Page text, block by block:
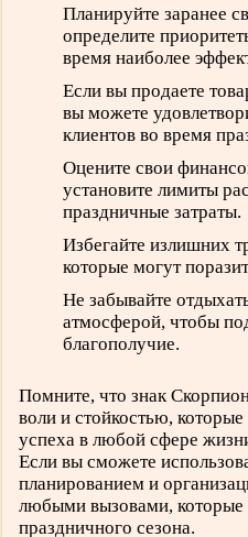
Планируйте заранее
определите
время наиболее
Если вы продаете
вы можете
клиентов во время
Оцените свои
установите лимиты
праздничные затраты.
Избегайте излишних
которые могут
Не забывайте
атмосферой, чтобы
благополучие.
Помните, что знак
воли и стойкостью,
успеха в любой сфере
Если вы сможете
планированием и
любыми вызовами, которые
праздничного сезона.